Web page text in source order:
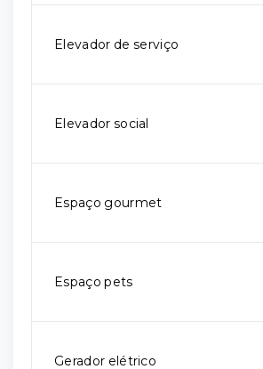
Elevador de serviço
Elevador social
Espaço gourmet
Espaço pets
Gerador elétrico